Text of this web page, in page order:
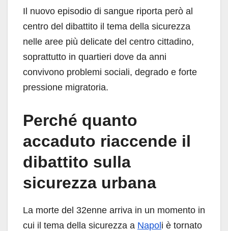
Il nuovo episodio di sangue riporta però al
centro del dibattito il tema della sicurezza
nelle aree più delicate del centro cittadino,
soprattutto in quartieri dove da anni
convivono problemi sociali, degrado e forte
pressione migratoria.
Perché quanto
accaduto riaccende il
dibattito sulla
sicurezza urbana
La morte del 32enne arriva in un momento in
cui il tema della sicurezza a Napoli è tornato